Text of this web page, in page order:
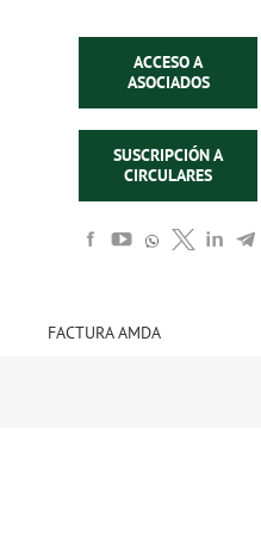
ACCESO A
ASOCIADOS
SUSCRIPCIÓN A
CIRCULARES
FACTURA AMDA